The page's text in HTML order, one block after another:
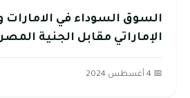
السوق السوداء في الامارات
الإماراتي مقابل الجنية
📅 4 أغسطس 2024